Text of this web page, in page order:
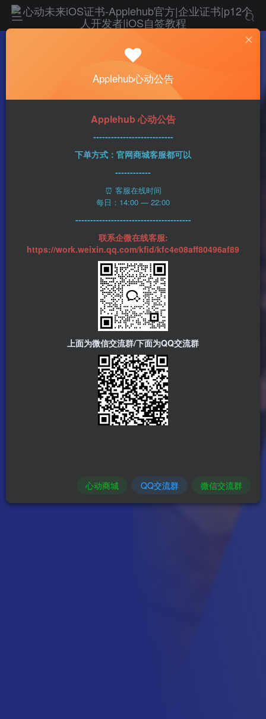
科技资讯
苹果AR/MR头戴的成功取决于其无缝整合AI技
术的能力
2023-06-06 n1ght_Ra1n
Applehub心动公告
Applehub 心动公告
---------------------------
下单方式：官网商城客服都可以
------------
⏰ 客服在线时间
每日：14:00 — 22:00
---------------------------------------
联系企微在线客服:
https://work.weixin.qq.com/kfid/kfc4e08aff80496af89
上面为微信交流群/下面为QQ交流群
心动商城 QQ交流群 微信交流群